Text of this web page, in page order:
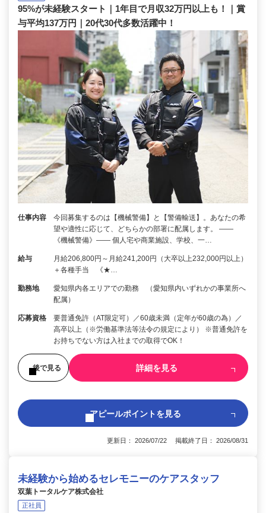
95%が未経験スタート｜1年目で月収32万円以上も！｜賞
与平均137万円｜20代30代多数活躍中！
仕事内容
今回募集するのは【機械警備】と【警備輸送】。あなたの希
望や適性に応じて、どちらかの部署に配属します。 ――
《機械警備》―― 個人宅や商業施設、学校、一…
給与
月給206,800円～月給241,200円（大卒以上232,000円以上）
＋各種手当 《★…
勤務地
愛知県内各エリアでの勤務 （愛知県内いずれかの事業所へ
配属）
応募資格
要普通免許（AT限定可）／60歳未満（定年が60歳の為）／
高卒以上（※労働基準法等法令の規定により） ※普通免許を
お持ちでない方は入社までの取得でOK！
後で見る 詳細を見る
アピールポイントを見る
更新日： 2026/07/22 掲載終了日： 2026/08/31
未経験から始めるセレモニーのケアスタッフ
双葉トータルケア株式会社
正社員